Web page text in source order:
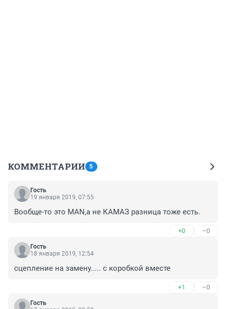
КОММЕНТАРИИ 5
Гость
19 января 2019, 07:55
Вообще-то это МАN,а не КАМАЗ разница тоже есть.
+0 –0
Гость
18 января 2019, 12:54
сцепление на замену..... с коробкой вместе
+1 –0
Гость